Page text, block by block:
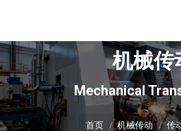
机械传
Mechanical你在这里：
首页 机械传动 传